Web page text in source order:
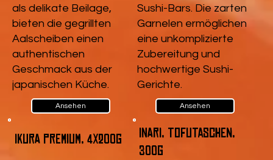
als delikate Beilage,
bieten die gegrillten
Aalscheiben einen
authentischen
Geschmack aus der
japanischen Küche.
Ansehen
Sushi-Bars. Die zarten
Garnelen ermöglichen
eine unkomplizierte
Zubereitung und
hochwertige Sushi-
Gerichte.
Ansehen
Ikura Premium, 4x200g
Inari, Tofutaschen,
300g